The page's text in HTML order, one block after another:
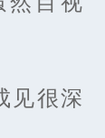
见很深